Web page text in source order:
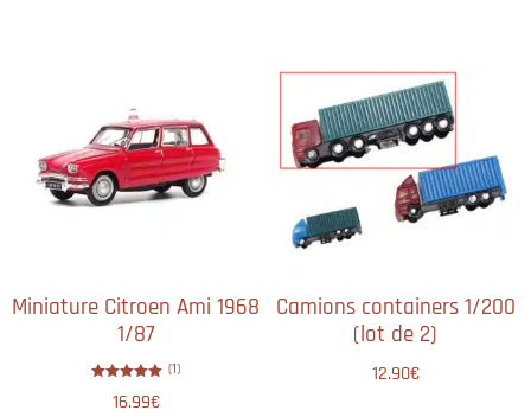
Miniature Citroen Ami 1968
1/87
5.00
(1)
16.99€
Camions containers 1/200
(lot de 2)
12.90€